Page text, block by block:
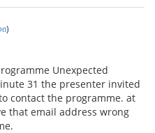
)
Unexpected
31 the presenter invited
contact the programme. at
that email address wrong